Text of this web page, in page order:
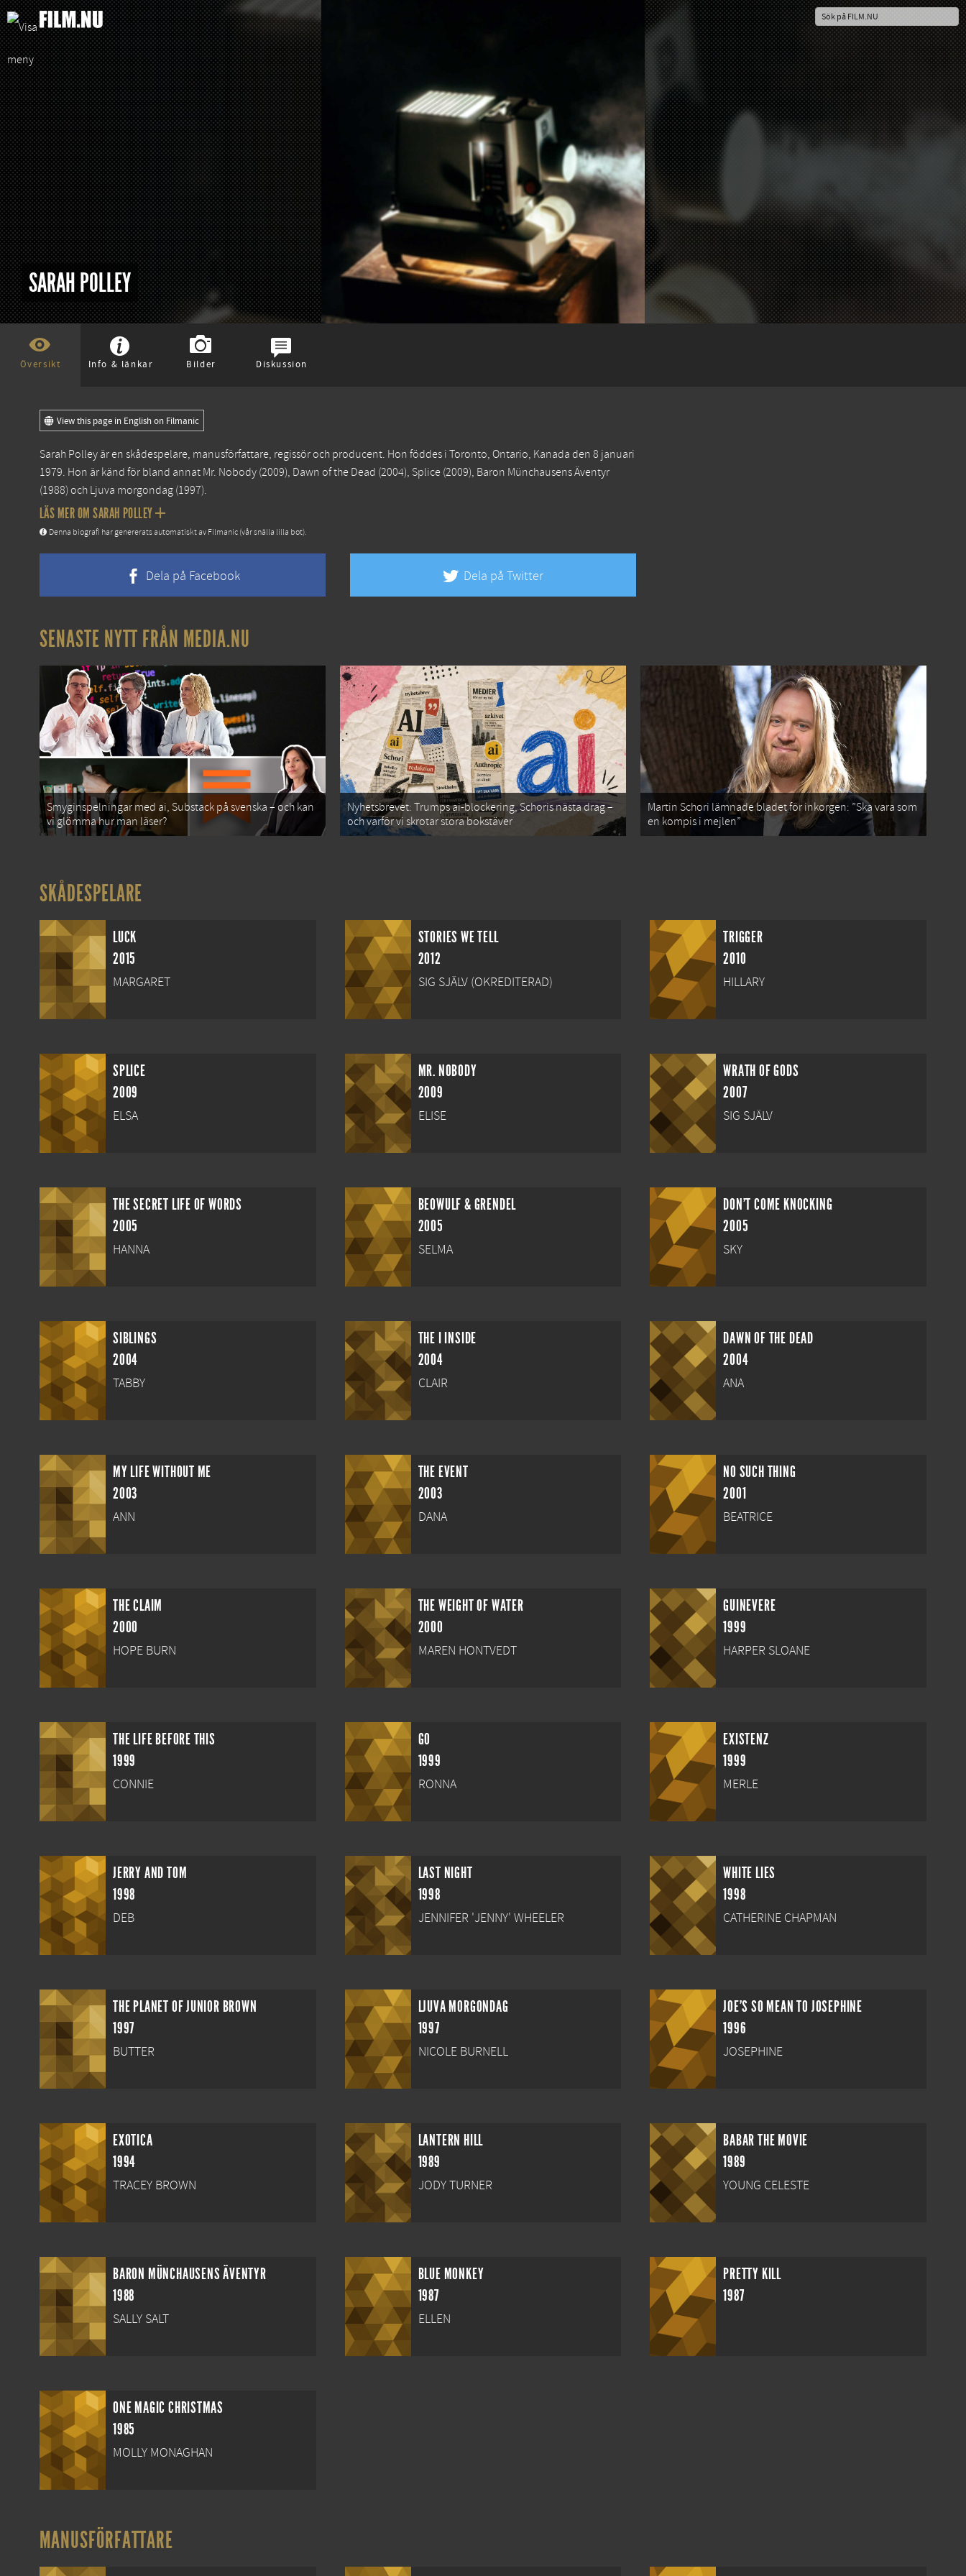
SARAH POLLEY
Översikt Info & länkar Bilder Diskussion
View this page in English on Filmanic
Sarah Polley är en skådespelare, manusförfattare, regissör och producent. Hon föddes i Toronto, Ontario, Kanada den 8 januari
1979. Hon är känd för bland annat Mr. Nobody (2009), Dawn of the Dead (2004), Splice (2009), Baron Münchausens Äventyr
(1988) och Ljuva morgondag (1997).
LÄS MER OM SARAH POLLEY
Denna biografi har genererats automatiskt av Filmanic (vår snälla lilla bot).
Dela på Facebook Dela på Twitter
SENASTE NYTT FRÅN MEDIA.NU
Smyginspelningar med ai, Substack på svenska – och kan
vi glömma hur man läser?
Nyhetsbrevet: Trumps ai-blockering, Schoris nästa drag –
och varför vi skrotar stora bokstäver
Martin Schori lämnade bladet för inkorgen: ”Ska vara som
en kompis i mejlen”
SKÅDESPELARE
LUCK
2015
MARGARET
STORIES WE TELL
2012
SIG SJÄLV (OKREDITERAD)
TRIGGER
2010
HILLARY
SPLICE
2009
ELSA
MR. NOBODY
2009
ELISE
WRATH OF GODS
2007
SIG SJÄLV
THE SECRET LIFE OF WORDS
2005
HANNA
BEOWULF & GRENDEL
2005
SELMA
DON'T COME KNOCKING
2005
SKY
SIBLINGS
2004
TABBY
THE I INSIDE
2004
CLAIR
DAWN OF THE DEAD
2004
ANA
MY LIFE WITHOUT ME
2003
ANN
THE EVENT
2003
DANA
NO SUCH THING
2001
BEATRICE
THE CLAIM
2000
HOPE BURN
THE WEIGHT OF WATER
2000
MAREN HONTVEDT
GUINEVERE
1999
HARPER SLOANE
THE LIFE BEFORE THIS
1999
CONNIE
GO
1999
RONNA
EXISTENZ
1999
MERLE
JERRY AND TOM
1998
DEB
LAST NIGHT
1998
JENNIFER 'JENNY' WHEELER
WHITE LIES
1998
CATHERINE CHAPMAN
THE PLANET OF JUNIOR BROWN
1997
BUTTER
LJUVA MORGONDAG
1997
NICOLE BURNELL
JOE'S SO MEAN TO JOSEPHINE
1996
JOSEPHINE
EXOTICA
1994
TRACEY BROWN
LANTERN HILL
1989
JODY TURNER
BABAR THE MOVIE
1989
YOUNG CELESTE
BARON MÜNCHAUSENS ÄVENTYR
1988
SALLY SALT
BLUE MONKEY
1987
ELLEN
PRETTY KILL
1987
ONE MAGIC CHRISTMAS
1985
MOLLY MONAGHAN
MANUSFÖRFATTARE